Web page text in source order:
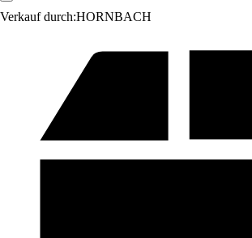
Verkauf durch:HORNBACH